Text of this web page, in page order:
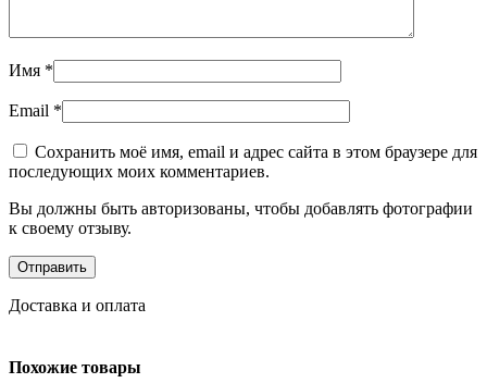
Имя *
Email *
Сохранить моё имя, email и адрес сайта в этом браузере для
последующих моих комментариев.
Вы должны быть авторизованы, чтобы добавлять фотографии
к своему отзыву.
Доставка и оплата
Похожие товары